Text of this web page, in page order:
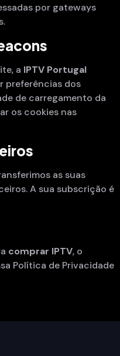
por gateways
a IPTV Portugal
preferências dos
de carregamento da
os cookies nas
as suas
A sua subscrição é
comprar IPTV, o
Política de Privacidade